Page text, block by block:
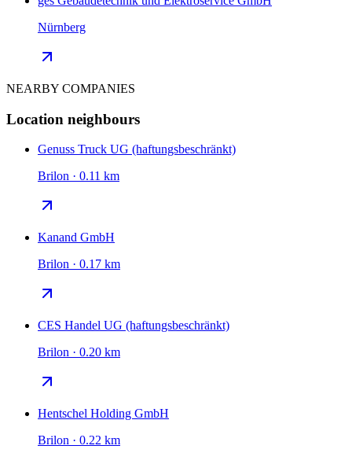
Nürnberg
NEARBY COMPANIES
Location neighbours
Genuss Truck UG (haftungsbeschränkt)
Brilon · 0.11 km
Kanand GmbH
Brilon · 0.17 km
CES Handel UG (haftungsbeschränkt)
Brilon · 0.20 km
Hentschel Holding GmbH
Brilon · 0.22 km